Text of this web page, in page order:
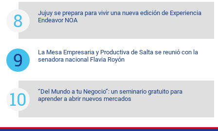
Jujuy se prepara para vivir una nueva edición de Experiencia
Endeavor NOA
La Mesa Empresaria y Productiva de Salta se reunió con la
senadora nacional Flavia Royón
“Del Mundo a tu Negocio”: un seminario gratuito para
aprender a abrir nuevos mercados